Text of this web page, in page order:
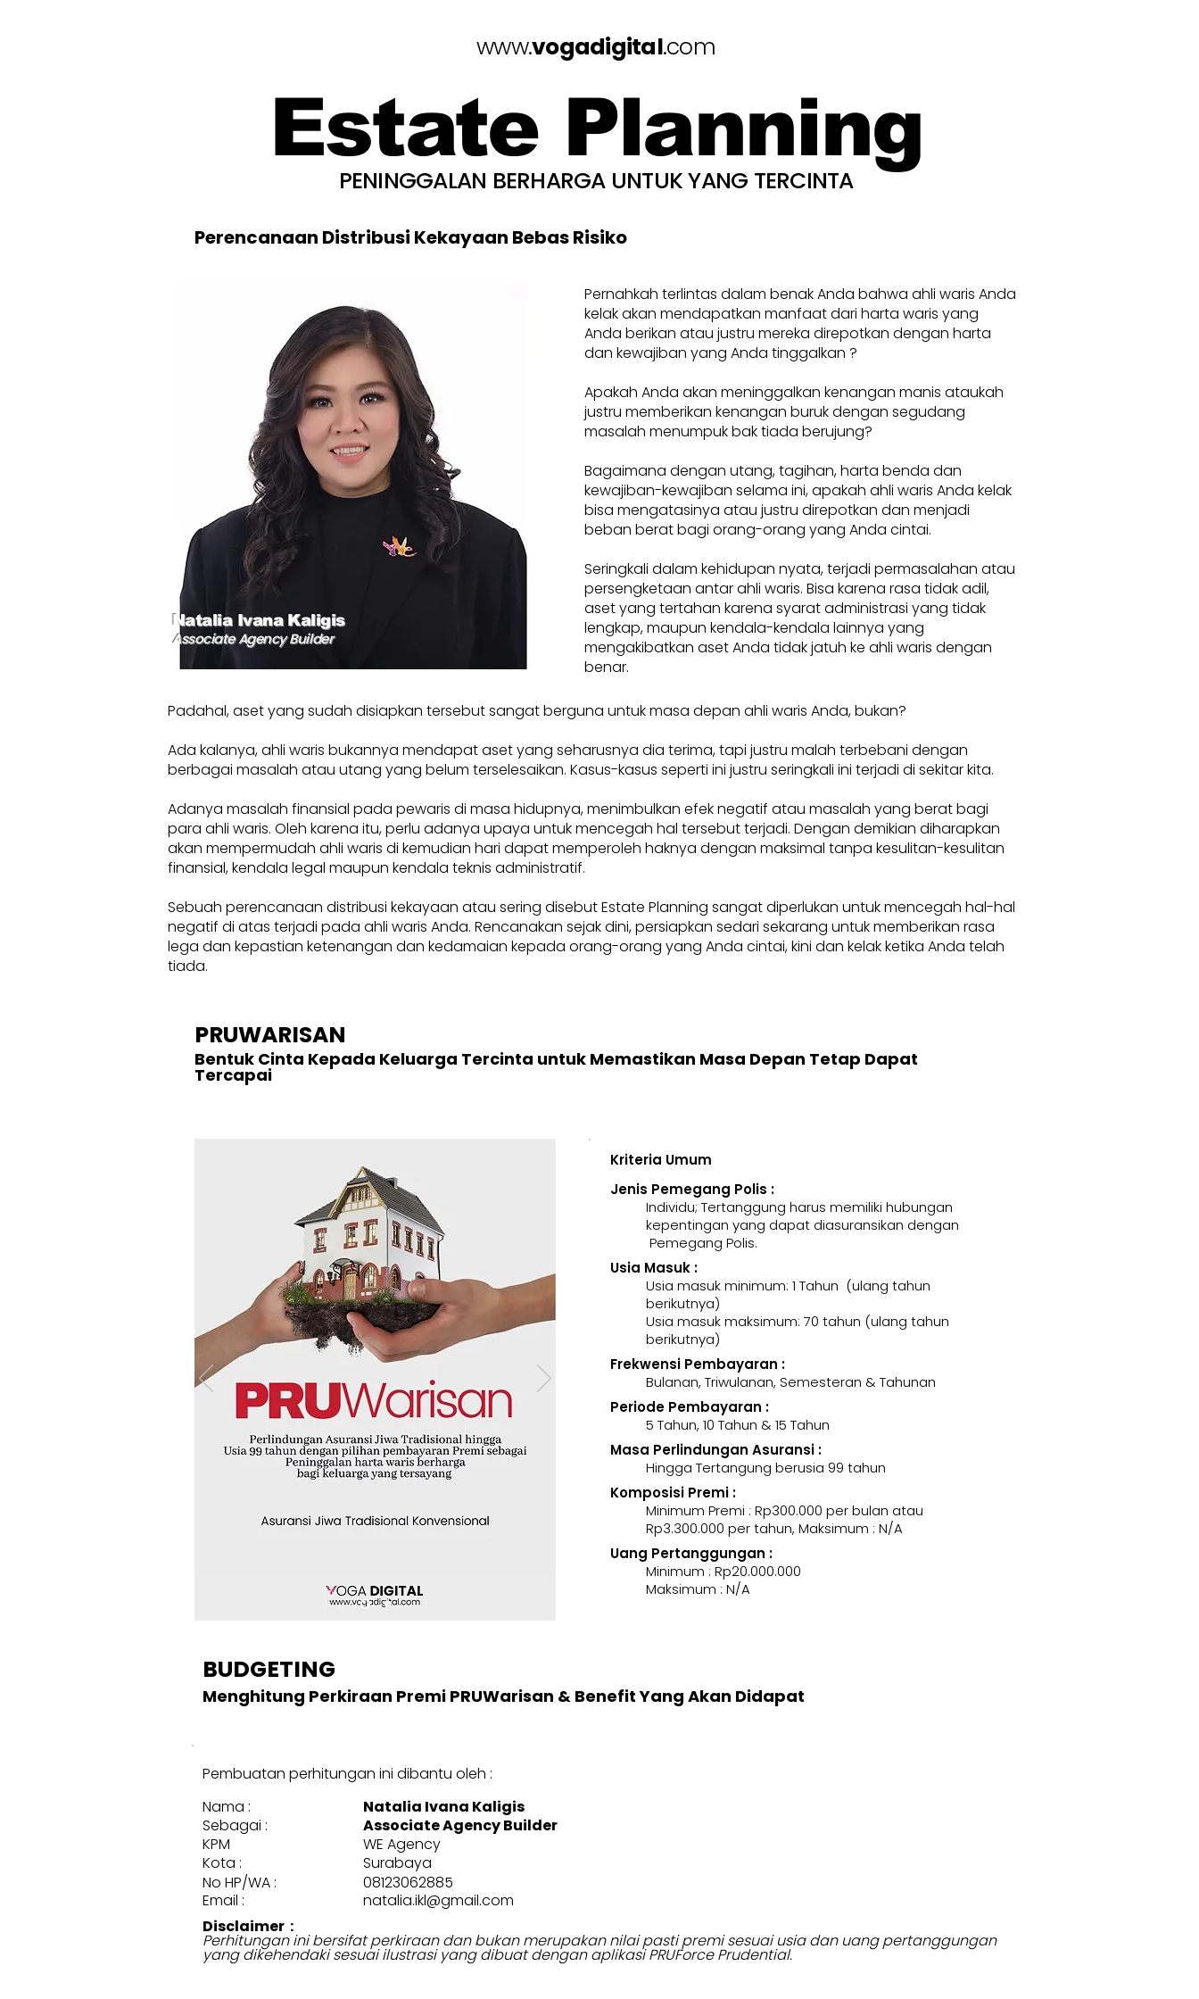
www.vogadigital.com
Estate Planning
PENINGGALAN BERHARGA UNTUK YANG TERCINTA
Perencanaan Distribusi Kekayaan Bebas Risiko
Associate Agency Builder
Natalia Ivana Kaligis
Pernahkah terlintas dalam benak Anda bahwa ahli waris Anda
kelak akan mendapatkan manfaat dari harta waris yang
Anda berikan atau justru mereka direpotkan dengan harta
dan kewajiban yang Anda tinggalkan ?
Apakah Anda akan meninggalkan kenangan manis ataukah
justru memberikan kenangan buruk dengan segudang
masalah menumpuk bak tiada berujung?
Bagaimana dengan utang, tagihan, harta benda dan
kewajiban-kewajiban selama ini, apakah ahli waris Anda kelak
bisa mengatasinya atau justru direpotkan dan menjadi
beban berat bagi orang-orang yang Anda cintai.
Seringkali dalam kehidupan nyata, terjadi permasalahan atau
persengketaan antar ahli waris. Bisa karena rasa tidak adil,
aset yang tertahan karena syarat administrasi yang tidak
lengkap, maupun kendala-kendala lainnya yang
mengakibatkan aset Anda tidak jatuh ke ahli waris dengan
benar.
Padahal, aset yang sudah disiapkan tersebut sangat berguna untuk masa depan ahli waris Anda, bukan?
Ada kalanya, ahli waris bukannya mendapat aset yang seharusnya dia terima, tapi justru malah terbebani dengan
berbagai masalah atau utang yang belum terselesaikan. Kasus-kasus seperti ini justru seringkali ini terjadi di sekitar kita.
Adanya masalah finansial pada pewaris di masa hidupnya, menimbulkan efek negatif atau masalah yang berat bagi
para ahli waris. Oleh karena itu, perlu adanya upaya untuk mencegah hal tersebut terjadi. Dengan demikian diharapkan
akan mempermudah ahli waris di kemudian hari dapat memperoleh haknya dengan maksimal tanpa kesulitan-kesulitan
finansial, kendala legal maupun kendala teknis administratif.
Sebuah perencanaan distribusi kekayaan atau sering disebut Estate Planning sangat diperlukan untuk mencegah hal-hal
negatif di atas terjadi pada ahli waris Anda. Rencanakan sejak dini, persiapkan sedari sekarang untuk memberikan rasa
lega dan kepastian ketenangan dan kedamaian kepada orang-orang yang Anda cintai, kini dan kelak ketika Anda telah
tiada.
PRUWARISAN
Bentuk Cinta Kepada Keluarga Tercinta untuk Memastikan Masa Depan Tetap Dapat
Tercapai
Kriteria Umum
Jenis Pemegang Polis :
Individu; Tertanggung harus memiliki hubungan
kepentingan yang dapat diasuransikan dengan
Pemegang Polis.
Usia Masuk :
Usia masuk minimum: 1 Tahun (ulang tahun
berikutnya)
Usia masuk maksimum: 70 tahun (ulang tahun
berikutnya)
Frekwensi Pembayaran :
Bulanan, Triwulanan, Semesteran & Tahunan
Periode Pembayaran :
5 Tahun, 10 Tahun & 15 Tahun
Masa Perlindungan Asuransi :
Hingga Tertangung berusia 99 tahun
Komposisi Premi :
Minimum Premi : Rp300.000 per bulan atau
Rp3.300.000 per tahun, Maksimum : N/A
Uang Pertanggungan :
Minimum : Rp20.000.000
Maksimum : N/A
BUDGETING
Menghitung Perkiraan Premi PRUWarisan & Benefit Yang Akan Didapat
Pembuatan perhitungan ini dibantu oleh :
Surabaya
Kota :
08123062885
No HP/WA :
Email :
natalia.ikl@gmail.com
Disclaimer :
Perhitungan ini bersifat perkiraan dan bukan merupakan nilai pasti premi sesuai usia dan uang pertanggungan
yang dikehendaki sesuai ilustrasi yang dibuat dengan aplikasi PRUForce Prudential.
Nama :
Natalia Ivana Kaligis
Sebagai :
Associate Agency Builder
KPM
WE Agency